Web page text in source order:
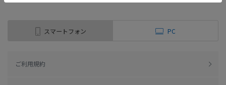
スマートフォン PC
ご利用規約